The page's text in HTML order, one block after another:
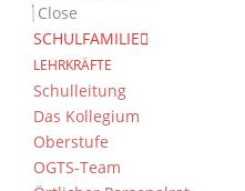
Close
SCHULFAMILIE
LEHRKRÄFTE
Schulleitung
Das Kollegium
Oberstufe
OGTS-Team